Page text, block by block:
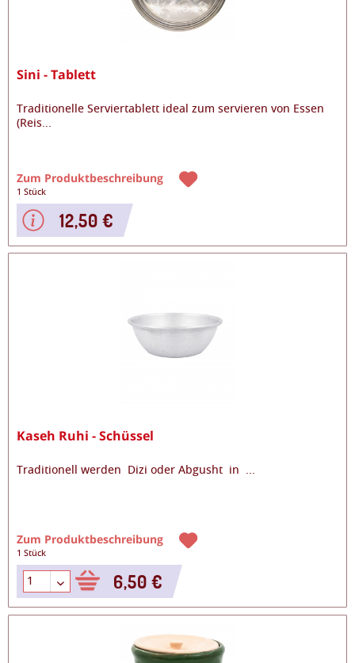
Sini - Tablett
Traditionelle Serviertablett ideal zum servieren von Essen
(Reis...
Zum Produktbeschreibung
1 Stück
12,50 €
Kaseh Ruhi - Schüssel
Traditionell werden Dizi oder Abgusht in ...
Zum Produktbeschreibung
1 Stück
6,50 €